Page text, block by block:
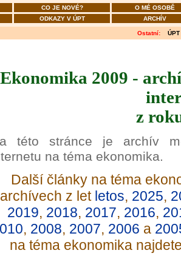
CO JE NOVÉ?
O MÉ OSOBĚ
ODKAZY V ÚPT ARCHÍV
Ostatní: ÚPT
Ekonomika 2009 -
z
této stránce je archív
na téma ekonomika.
Další články na téma
archívech z let letos, 2025,
2019, 2018, 2017, 2016,
, 2008, 2007, 2006 a
na téma ekonomika